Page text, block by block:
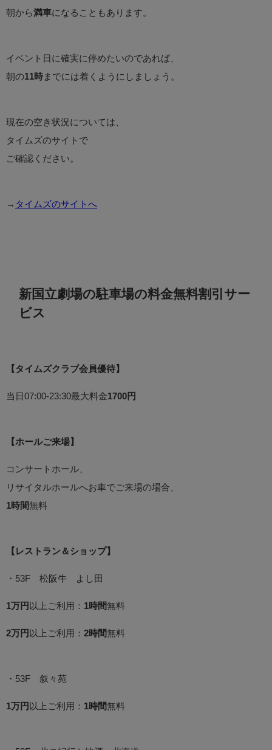
朝から満車になることもあります。
イベント日に確実に停めたいのであれば、
朝の11時 までには着くようにしましょう。
現在の空き状況については、
タイムズのサイトで
ご確認ください。
→ タイムズのサイトへ
新国立劇場の駐車場の料金無料割引サー
ビス
【タイムズクラブ会員優待】
当日07:00-23:30最大料金1700円
【ホールご来場】
コンサートホール、
リサイタルホールへお車でご来場の場合、
1時間無料
【レストラン＆ショップ】
・53F 松阪牛 よし田
1万円 以上ご利用： 1時間無料
2万円 以上ご利用： 2時間無料
・53F 叙々苑
1万円 以上ご利用： 1時間無料